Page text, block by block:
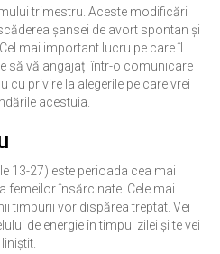
trimestru. Aceste modificări
șansei de avort spontan și
mai important lucru pe care îl
să vă angajați într-o comunicare
cu privire la alegerile pe care vrei
acestuia.
13-27) este perioada cea mai
însărcinate. Cele mai
timpurii vor dispărea treptat. Vei
de energie în timpul zilei și te vei